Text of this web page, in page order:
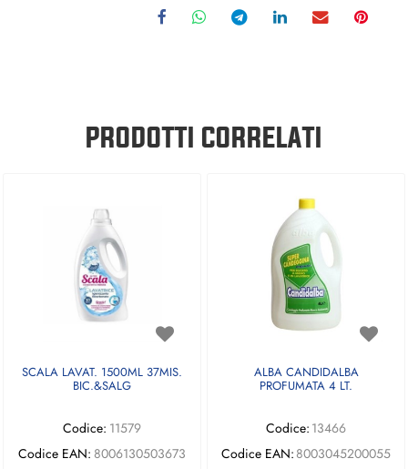
PRODOTTI CORRELATI
SCALA LAVAT. 1500ML 37MIS.
BIC.&SALG
Codice: 11579
Codice EAN: 8006130503673
ALBA CANDIDALBA
PROFUMATA 4 LT.
Codice: 13466
Codice EAN: 8003045200055